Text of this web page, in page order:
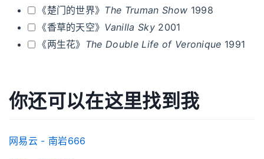
《楚门的世界》 The Truman Show 1998
《香草的天空》 Vanilla Sky2001
《两生花》 The Double Life of Veronique 1991
你还可以在这里找到我
网易云 - 南岩666